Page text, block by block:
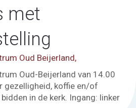
met
Oud Beijerland,
Oud-Beijerland van 14.00
gezelligheid, koffie en/of
in de kerk. Ingang: linker